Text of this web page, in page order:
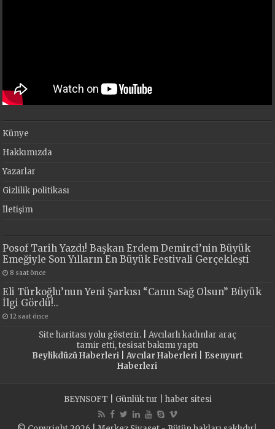
Künye
Hakkımızda
Yazarlar
Gizlilik politikası
İletişim
Posof Tarih Yazdı! Başkan Erdem Demirci’nin Büyük
Emeğiyle Son Yılların En Büyük Festivali Gerçekleşti
8 saat önce
Eli Türkoğlu’nun Yeni Şarkısı “Canın Sağ Olsun” Büyük
İlgi Gördü!..
12 saat önce
Site haritasıyolu gösterir. | Avcılarlı kadınlar araç
tamir etti, tesisat bakımı yaptı
Beylikdüzü Haberleri| Avcılar Haberleri| Esenyurt
Haberleri
BEYNSOFT Günlük tur haber sitesi